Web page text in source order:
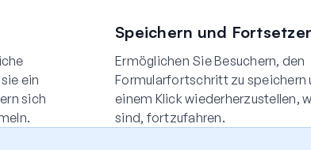
ein
sich
Speichern und
Ermöglichen Sie Besuchern, den
Formularfortschritt zu speichern
einem Klick wiederherzustellen,
sind, fortzufahren.